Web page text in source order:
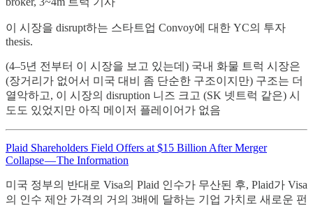
이 시장을 disrupt하는 스타트업 Convoy에 대한 YC의 투자
thesis.
(4–5년 전부터 이 시장을 보고 있는데) 국내 화물 트럭 시장은
(장거리가 없어서 미국 대비 좀 단순한 구조이지만) 구조는 더
열악하고, 이 시장의 disruption 니즈 크고 (SK 넷트럭 같은) 시
도도 있었지만 아직 메이저 플레이어가 없음
Plaid Shareholders Field Offers at $15 Billion After Merger
Collapse — The Information
미국 정부의 반대로 Visa의 Plaid 인수가 무산된 후, Plaid가 Visa
의 인수 제안 가격의 거의 3배에 달하는 기업 가치로 새로운 펀